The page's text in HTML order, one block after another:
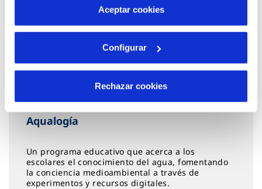
por tanto no se pueden desactivar. Puedes consultar
Aceptar cookies
Configurar
Rechazar cookies
Aqualogía
Un programa educativo que acerca a los
escolares el conocimiento del agua, fomentando
la conciencia medioambiental a través de
experimentos y recursos digitales.